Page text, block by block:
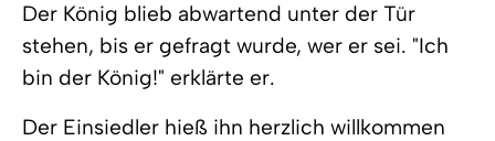
Der König blieb abwartend unter der Tür
stehen, bis er gefragt wurde, wer er sei. "Ich
bin der König!" erklärte er.
Der Einsiedler hieß ihn herzlich willkommen